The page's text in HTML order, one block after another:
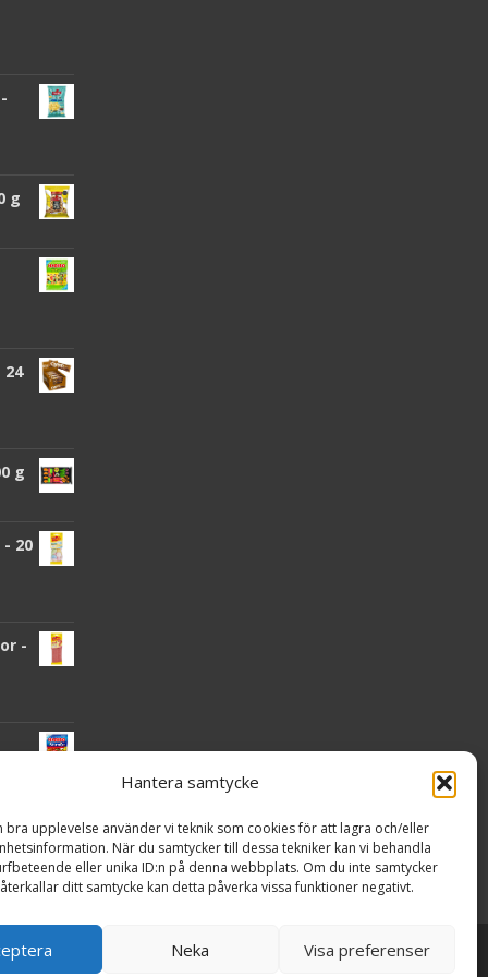
Hantera samtycke
bra upplevelse använder vi teknik som cookies för att lagra och/eller
När du samtycker till dessa tekniker kan vi behandla
eller unika ID:n på denna webbplats. Om du inte samtycker
ditt samtycke kan detta påverka vissa funktioner negativt.
Neka Visa preferenser
g
24
g
20
-
Powered by WordPress